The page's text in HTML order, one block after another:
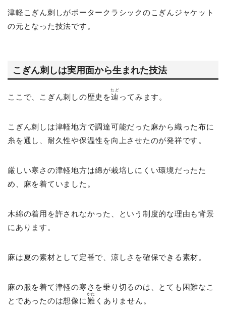
津軽こぎん刺しがポータークラシックのこぎんジャケット
の元となった技法です。
こぎん刺しは実用面から生まれた技法
ここで、こぎん刺しの歴史を辿
たど
ってみます。
こぎん刺しは津軽地方で調達可能だった麻から織った布に
糸を通し、耐久性や保温性を向上させたのが発祥です。
厳しい寒さの津軽地方は綿が栽培しにくい環境だったた
め、麻を着ていました。
木綿の着用を許されなかった、という制度的な理由も背景
にあります。
麻は夏の素材として定番で、涼しさを確保できる素材。
麻の服を着て津軽の寒さを乗り切るのは、とても困難なこ
とであったのは想像に難
かた
くありません。